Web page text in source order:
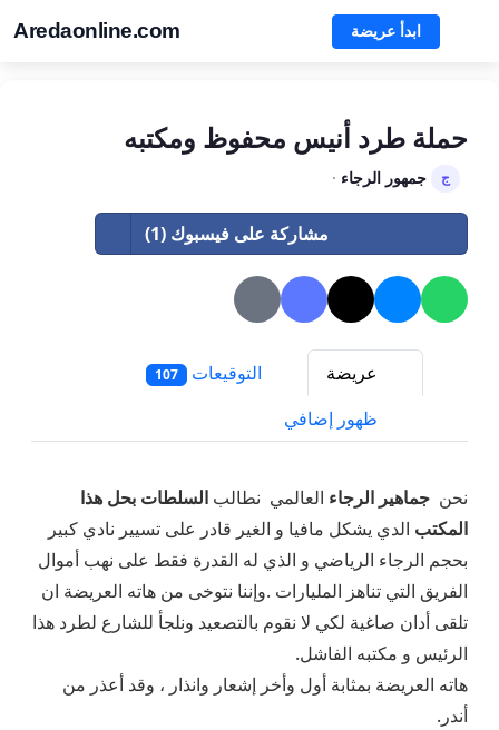
Aredaonline.com ابدأ عريضة
حملة طرد أنيس محفوظ ومكتبه
ج جمهور الرجاء ·
مشاركة على فيسبوك (1)
عريضة التوقيعات 107
ظهور إضافي
نحن جماهير الرجاء العالمي نطالب السلطات بحل هذا
المكتب الدي يشكل مافيا و الغير قادر على تسيير نادي كبير
بحجم الرجاء الرياضي و الذي له القدرة فقط على نهب أموال
الفريق التي تناهز المليارات .وإننا نتوخى من هاته العريضة ان
تلقى أدان صاغية لكي لا نقوم بالتصعيد ونلجأ للشارع لطرد هذا
الرئيس و مكتبه الفاشل.
هاته العريضة بمثابة أول وأخر إشعار وانذار ، وقد أعذر من
أندر.